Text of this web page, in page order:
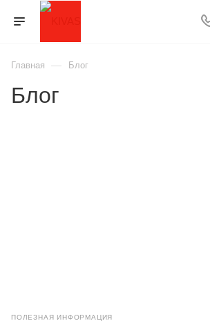
Главная — Блог
Блог
ПОЛЕЗНАЯ ИНФОРМАЦИЯ